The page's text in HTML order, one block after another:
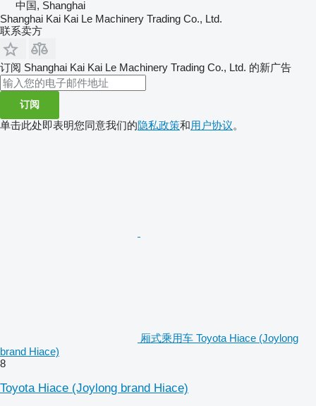
中国, Shanghai
Shanghai Kai Kai Le Machinery Trading Co., Ltd.
联系卖方
订阅 Shanghai Kai Kai Le Machinery Trading Co., Ltd. 的新广告
订阅
单击此处即表明您同意我们的隐私政策和用户协议。
厢式乘用车 Toyota Hiace (Joylong
brand Hiace)
8
Toyota Hiace (Joylong brand Hiace)